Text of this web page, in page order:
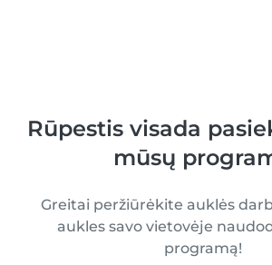
Rūpestis visada
mūsų
Greitai peržiūrėkite auklės
aukles savo vietovėje
programą!